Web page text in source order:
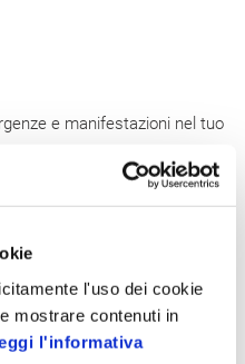
l'uso dei cookie
mostrare contenuti in
l'informativa
e manifestazioni nel tuo